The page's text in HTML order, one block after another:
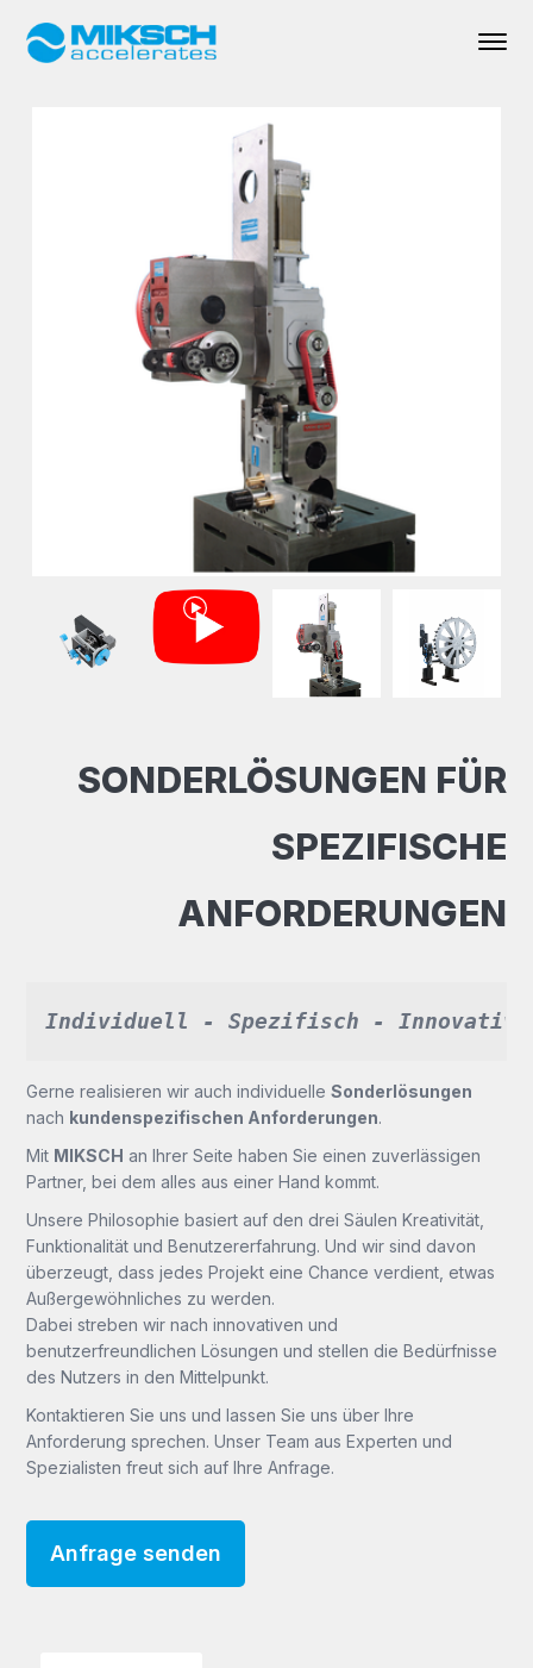
SONDERLÖSUNGEN FÜR
SPEZIFISCHE
ANFORDERUNGEN
Individuell - Spezifisch - Innovativ
Gerne realisieren wir auch individuelleSonderlösungen
nach kundenspezifischen Anforderungen.
Mit MIKSCH an Ihrer Seite haben Sie einen zuverlässigen
Partner, bei dem alles aus einer Hand kommt.
Unsere Philosophie basiert auf den drei Säulen Kreativität,
Funktionalität und Benutzererfahrung. Und wir sind davon
überzeugt, dass jedes Projekt eine Chance verdient, etwas
Außergewöhnliches zu werden.
Dabei streben wir nach innovativen und
benutzerfreundlichen Lösungen und stellen die Bedürfnisse
des Nutzers in den Mittelpunkt.
Kontaktieren Sie uns und lassen Sie uns über Ihre
Anforderung sprechen. Unser Team aus Experten und
Spezialisten freut sich auf Ihre Anfrage.
Anfrage senden